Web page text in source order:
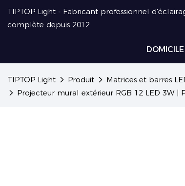
TIPTOP Light - Fabricant professionnel
complète depuis 2012
DOMICILE
TIPTOP Light Produit Matrices et barres
Projecteur mural extérieur RGB 12 LED 3W